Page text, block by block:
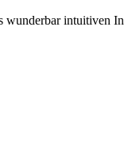
intuitiven